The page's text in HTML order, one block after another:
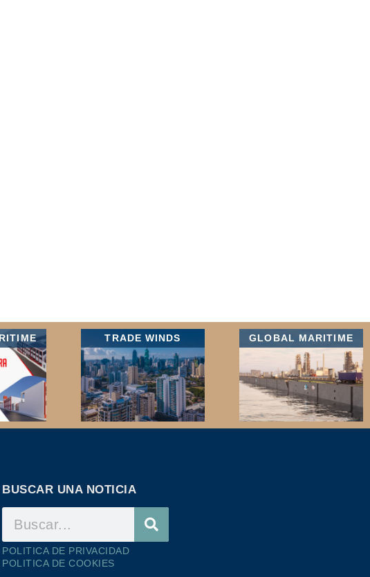
TRADE WINDS GLOBAL MARITIME
BUSCAR UNA NOTICIA
POLITICA DE PRIVACIDAD
POLITICA DE COOKIES